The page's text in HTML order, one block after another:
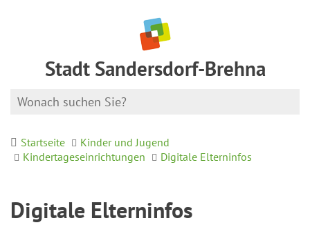
Stadt Sandersdorf-Brehna
Startseite
Kinder und Jugend
Kindertageseinrichtungen
Digitale Elterninfos
Digitale Elterninfos